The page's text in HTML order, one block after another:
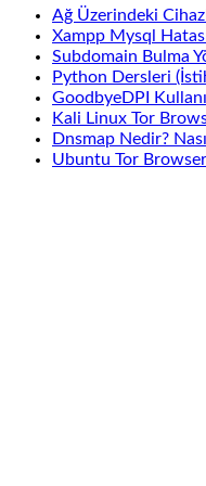
Ağ Üzerindeki
Xampp Mysql
Subdomain Bulma
Python Dersleri
GoodbyeDPI
Kali Linux Tor
Dnsmap Nedir?
Ubuntu Tor